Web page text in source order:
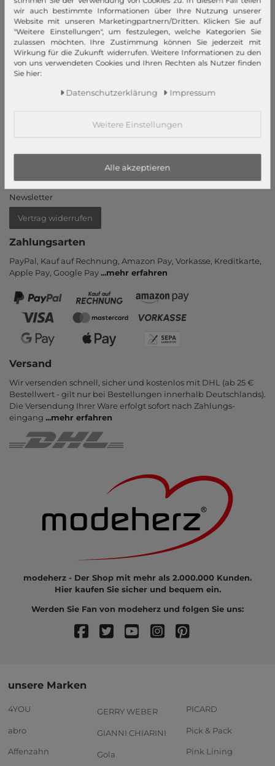
Unsere Stores
Mein Konto
Login
Neukunde?
Informationen
Zahlung und Versand
Newsletter
Vertrag widerrufen
Zahlungsarten
PayPal, Kauf auf Rechnung, Amazon Pay, Vor­kasse, Kredit­karte,
Apple Pay, Google Pay...mehr erfahren
Versand
Wir versenden schnell, sicher und kostenlos mit DHL (ab 25 €
Bestell­wert - gilt nur bei Bestel­lungen inner­halb Deutsch­lands).
Die Ver­sendung Ihrer Ware er­folgt sofort nach Zahlungs­
eingang ...mehr erfahren
modeherz - Der Shop mit mehr als 2.000.000 Kunden.
Hier kaufen Sie sicher und bequem ein.
Werden Sie Fan von modeherz und folgen Sie uns:
unsere Marken
4YOU
abro
Affenzahn
GERRY WEBER
GIANNI CHIARINI
Gola
PICARD
Pick & Pack
Pink Lining
wir auch bestimmte Informationen über Ihre Nutzung unserer
Website mit unseren Marketingpartnern/Dritten. Klicken Sie auf
"Weitere Einstellungen", um festzulegen, welche Kategorien Sie
zulassen möchten. Ihre Zustimmung können Sie jederzeit mit
Wirkung für die Zukunft widerrufen. Weitere Informationen zu den
von uns verwendeten Cookies und Ihren Rechten als Nutzer finden
Sie hier:
Daten­schutz­erklärung Impressum
Weitere Einstellungen
Alle akzeptieren